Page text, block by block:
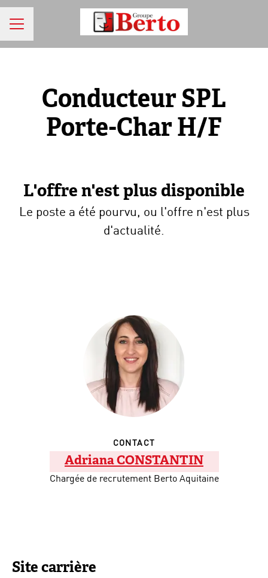
MENU CARRIÈRE
Conducteur SPL
Porte-Char H/F
L'offre n'est plus disponible
Le poste a été pourvu, ou l'offre n'est plus
d'actualité.
CONTACT
Adriana CONSTANTIN
Chargée de recrutement Berto Aquitaine
Site carrière